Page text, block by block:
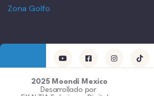
Zona Golfo
2025 Moondi Mexico
Desarrollado por